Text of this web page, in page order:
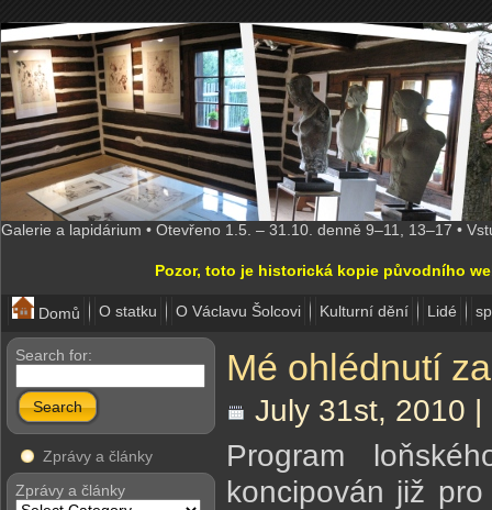
Galerie a lapidárium • Otevřeno 1.5. – 31.10. denně 9–11, 13–17 •
Pozor, toto je historická kopie původního
Domů O statku O Václavu Šolcovi Kulturní dění Lidé
Search for:
Search
Zprávy a články
Zprávy a články
Mé ohlédnutí
July 31st, 2010 |
Program
koncipován již